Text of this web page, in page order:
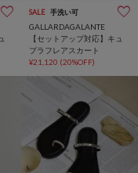
SALE 手洗い可
GALLARDAGALANTE
【セットアップ対応】キュ
プラフレアスカート
¥21,120 (20%OFF)